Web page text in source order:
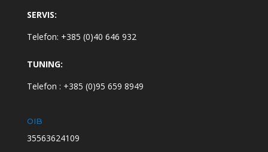
SERVIS:
Telefon: +385 (0)40 646 932
TUNING:
Telefon : +385 (0)95 659 8949
OIB
35563624109